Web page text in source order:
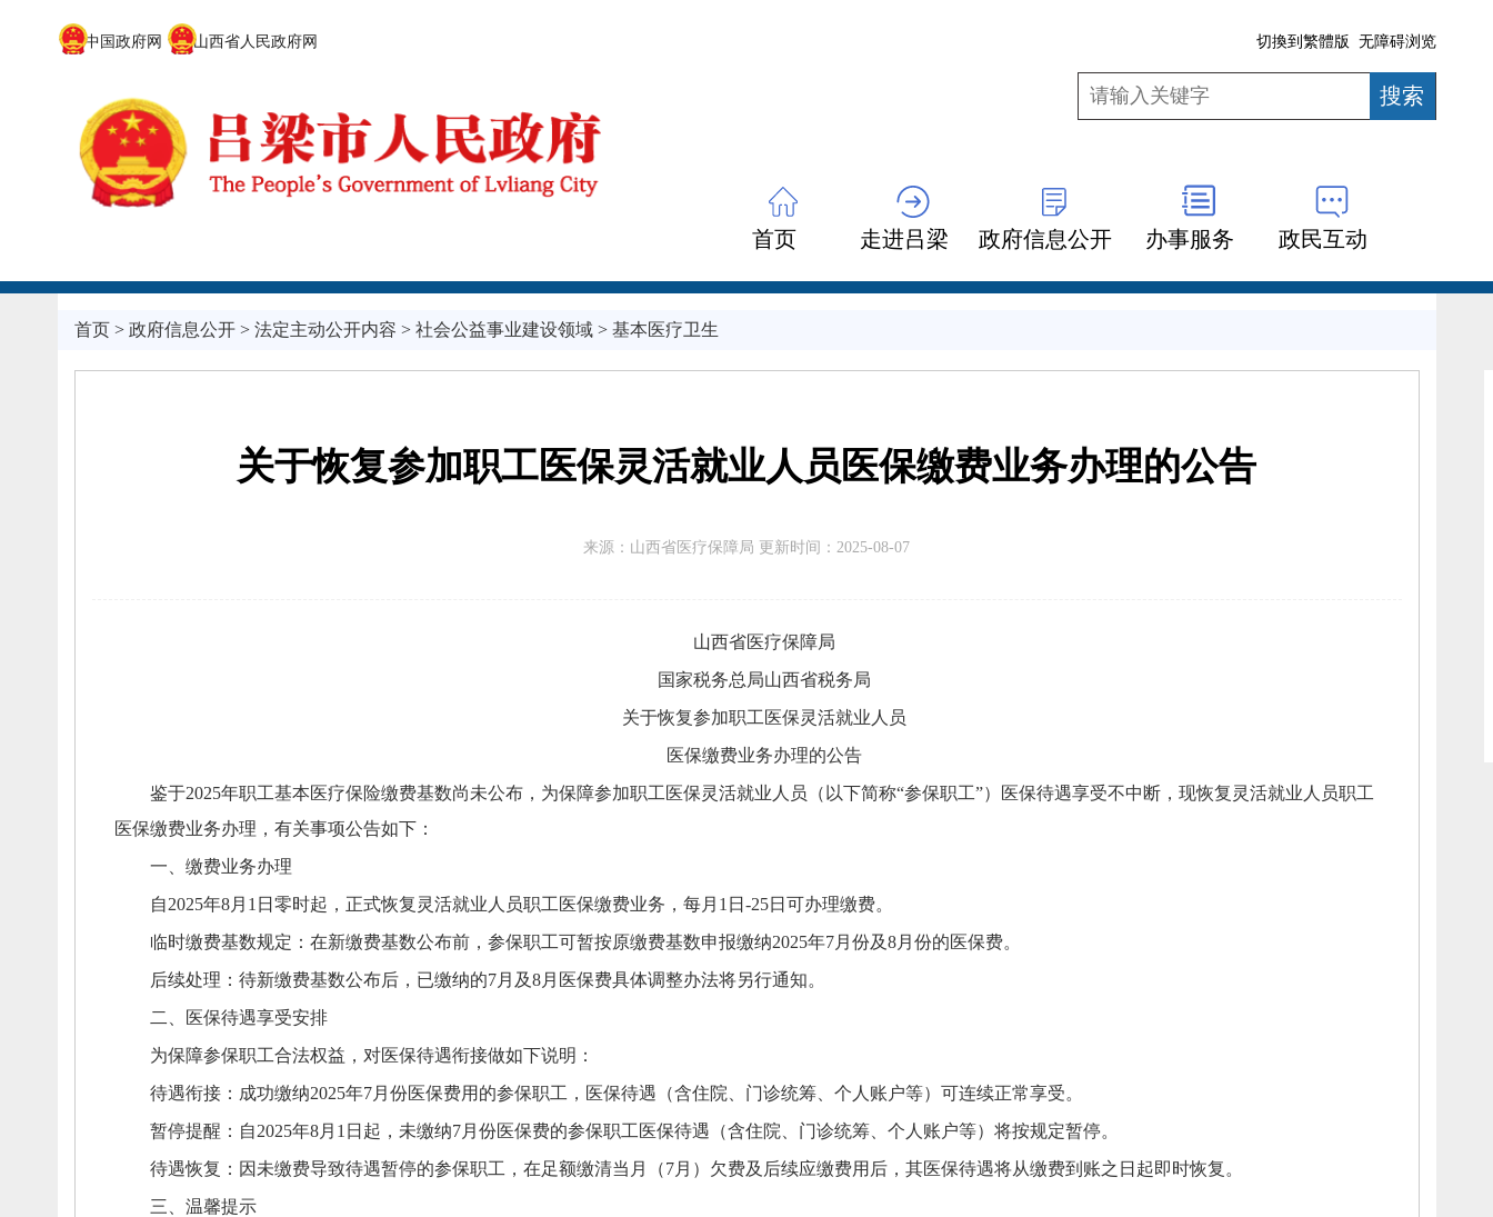
中国政府网 山西省人民政府网 切換到繁體版 无障碍浏览
首页 走进吕梁 政府信息公开 办事服务 政民互动
首页> 政府信息公开> 法定主动公开内容 > 社会公益事业建设领域> 基本医疗卫生
关于恢复参加职工医保灵活就业人员医保缴费业务办理的公告
来源： 山西省医疗保障局 更新时间： 2025-08-07
山西省医疗保障局
国家税务总局山西省税务局
关于恢复参加职工医保灵活就业人员
医保缴费业务办理的公告
鉴于2025年职工基本医疗保险缴费基数尚未公布， 为保障参加职工医保灵活就业人员（以下简称“参保职工”）医保待遇享受不中断， 现恢复灵活就业人员职工
医保缴费业务办理， 有关事项公告如下：
一、 缴费业务办理
自2025年8月1日零时起， 正式恢复灵活就业人员职工医保缴费业务， 每月1日-25日可办理缴费。
临时缴费基数规定： 在新缴费基数公布前， 参保职工可暂按原缴费基数申报缴纳2025年7月份及8月份的医保费。
后续处理： 待新缴费基数公布后， 已缴纳的7月及8月医保费具体调整办法将另行通知。
二、
医保待遇享受安排
为保障参保职工合法权益， 对医保待遇衔接做如下说明：
待遇衔接： 成功缴纳2025年7月份医保费用的参保职工， 医保待遇（含住院、 门诊统筹、 个人账户等）可连续正常享受。
暂停提醒： 自2025年8月1日起， 未缴纳7月份医保费的参保职工医保待遇（含住院、 门诊统筹、 个人账户等）将按规定暂停。
待遇恢复： 因未缴费导致待遇暂停的参保职工， 在足额缴清当月（7月）欠费及后续应缴费用后， 其医保待遇将从缴费到账之日起即时恢复。
三、 温馨提示